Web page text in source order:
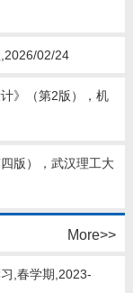
,2026/02/24
》（第2版），机
版），武汉理工大
More>>
,春学期,2023-